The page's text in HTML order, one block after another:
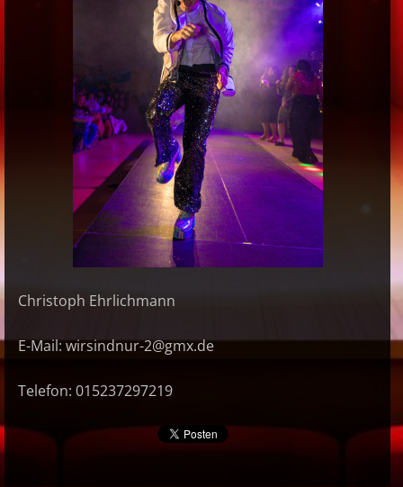
Christoph Ehrlichmann
E-Mail: wirsindnur-2@gmx.de
Telefon: 015237297219